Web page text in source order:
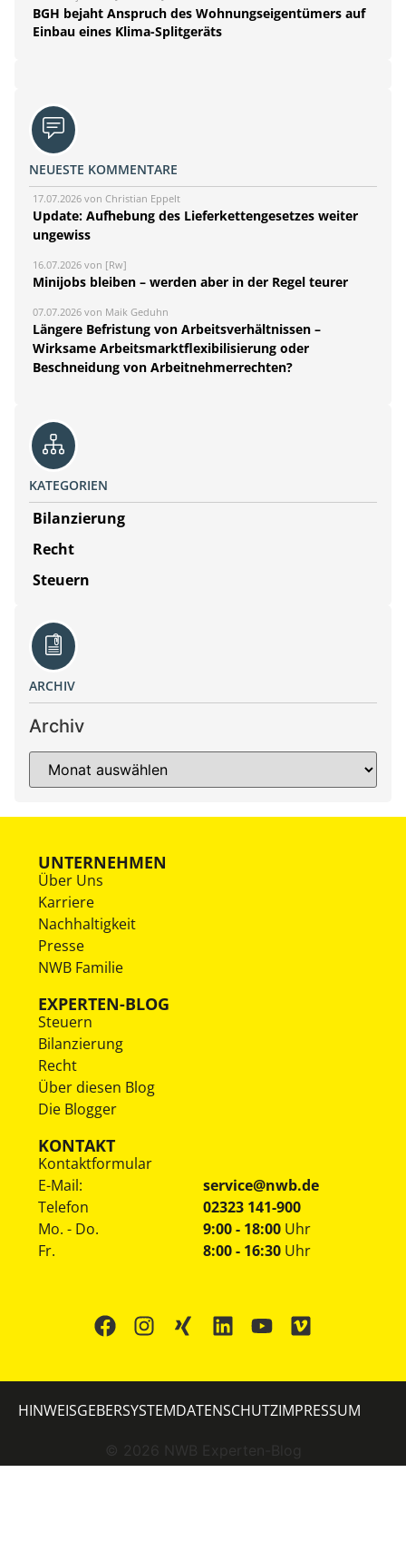
BGH bejaht Anspruch des Wohnungseigentümers auf
Einbau eines Klima-Splitgeräts
NEUESTE KOMMENTARE
17.07.2026 von Christian Eppelt
Update: Aufhebung des Lieferkettengesetzes weiter
ungewiss
16.07.2026 von [Rw]
Minijobs bleiben – werden aber in der Regel teurer
07.07.2026 von Maik Geduhn
Längere Befristung von Arbeitsverhältnissen –
Wirksame Arbeitsmarktflexibilisierung oder
Beschneidung von Arbeitnehmerrechten?
KATEGORIEN
Bilanzierung
Recht
Steuern
ARCHIV
Archiv
UNTERNEHMEN
Über Uns
Karriere
Nachhaltigkeit
Presse
NWB Familie
EXPERTEN-BLOG
Steuern
Bilanzierung
Recht
Über diesen Blog
Die Blogger
KONTAKT
Kontaktformular
E-Mail:
service@nwb.de
Telefon
02323 141-900
Mo. - Do.
Fr.
9:00 - 18:00 Uhr
8:00 - 16:30 Uhr
© 2026 NWB Experten-Blog
HINWEISGEBERSYSTEMDATENSCHUTZIMPRESSUM